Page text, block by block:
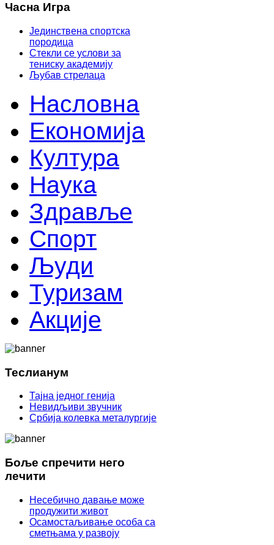
Часна Игра
Јединствена спортска
породица
Стекли се услови за
тениску академију
Љубав стрелаца
Насловна
Економија
Култура
Наука
Здравље
Спорт
Људи
Туризам
Акције
Теслианум
Тајна једног генија
Невидљиви звучник
Србија колевка металургије
Боље спречити него
лечити
Несебично давање може
продужити живот
Осамостаљивање особа са
сметњама у развоју